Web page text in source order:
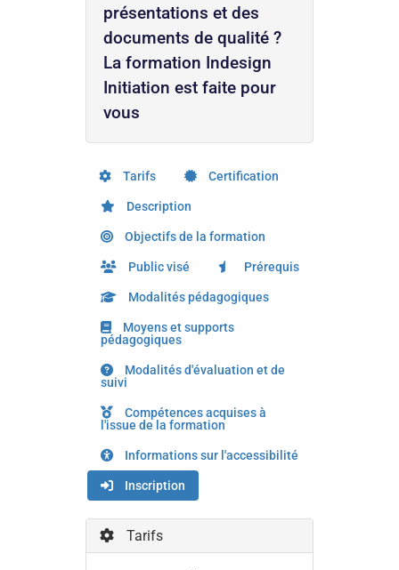
présentations et des
documents de qualité ?
La formation Indesign
Initiation est faite pour
vous
Tarifs Certification
Description
Objectifs de la formation
Public visé Prérequis
Modalités pédagogiques
Moyens et supports
pédagogiques
Modalités d'évaluation et de
suivi
Compétences acquises à
l'issue de la formation
Informations sur l'accessibilité
Inscription
Tarifs